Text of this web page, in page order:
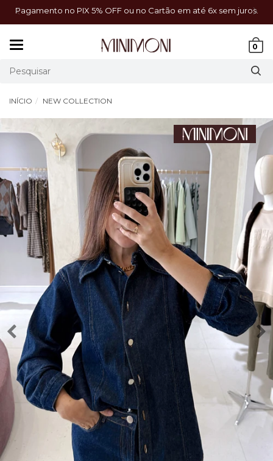
Pagamento no PIX 5% OFF ou no Cartão em até 6x sem juros.
0
INÍCIO NEW COLLECTION